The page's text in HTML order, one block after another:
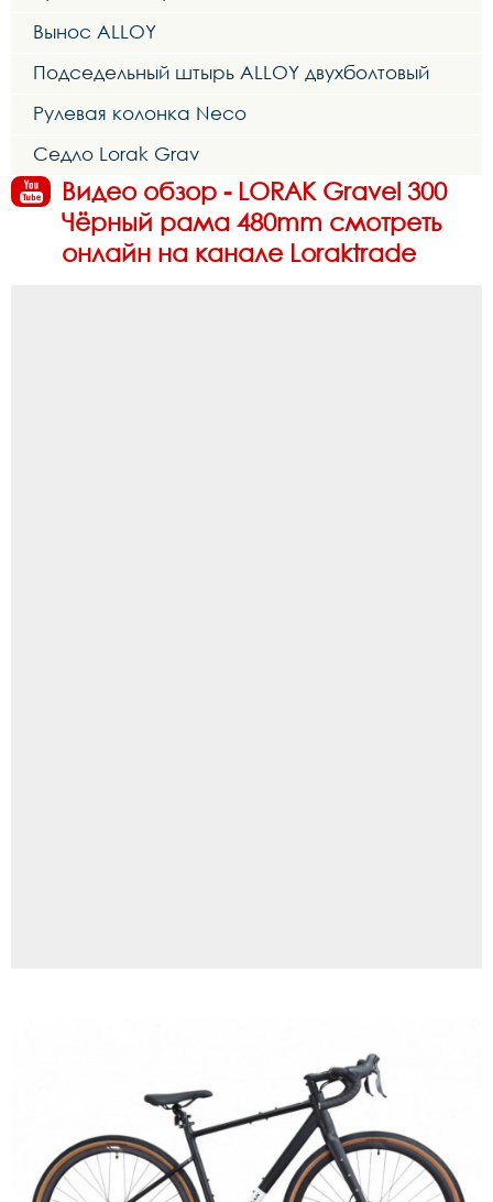
Вынос ALLOY
Подседельный штырь ALLOY двухболтовый
Рулевая колонка Neco
Седло Lorak Grav
Видео обзор - LORAK Gravel 300
Чёрный рама 480mm смотреть
онлайн на канале Loraktrade